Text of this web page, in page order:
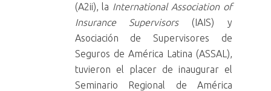
(A2ii), la International Association of
Insurance Supervisors (IAIS) y
Asociación de Supervisores de
Seguros de América Latina (ASSAL),
tuvieron el placer de inaugurar el
Seminario Regional de América